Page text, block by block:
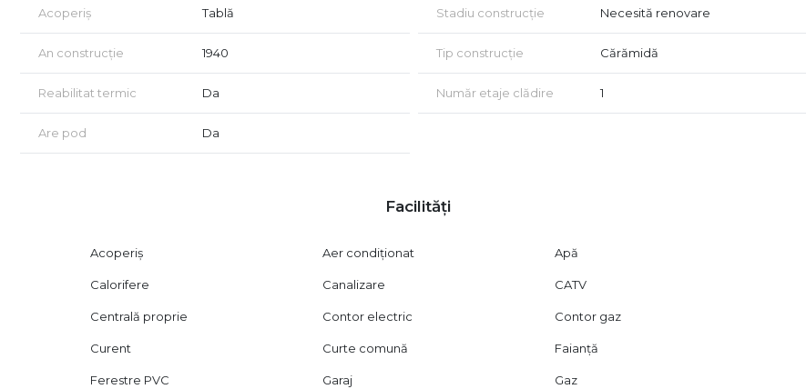
poziționare care susține atât confortul locuirii, cât și vizibilitatea și accesibilitatea pentru activități profesionale.
Dacă această proprietate a reușit să vă capteze atenția, vă invităm să o descoperiți în detaliu!
Vizionarea imobilului se face doar în baza semnării unui acord de vizionare, conform articolului 2096–2102 din Codul
Acoperiș Tablă Stadiu construcție Necesită renovare
An construcție 1940 Tip construcție Cărămidă
Reabilitat termic Da Număr etaje clădire 1
Are pod Da
Facilități
Acoperiș Aer condiționat Apă
Calorifere Canalizare CATV
Centrală proprie Contor electric Contor gaz
Curent Curte comună Faianță
Ferestre PVC Garaj Gaz